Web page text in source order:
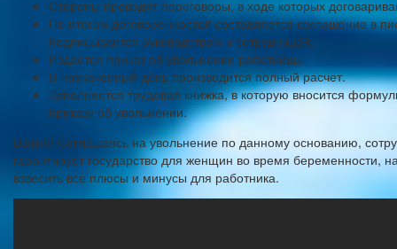
Стороны проводят переговоры, в ходе которых
По итогам договоренностей составляется соглашение в
подписывается руководством и сотрудницей.
Издается приказ об увольнении работницы.
В назначенный день производится полный расчет.
Заполняется трудовая книжка, в которую вносится
приказу об увольнении.
Важно! Соглашаясь на увольнение по данному основанию,
гарантирует государство для женщин во время беременности,
взвесить все плюсы и минусы для работника.